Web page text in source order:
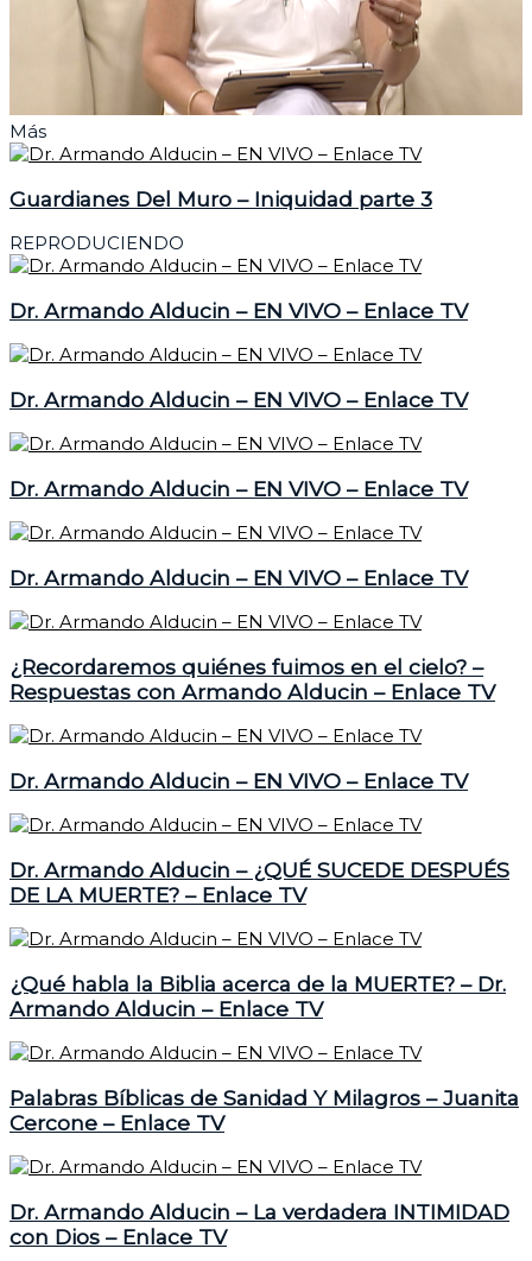
Más
Guardianes Del Muro – Iniquidad parte 3
REPRODUCIENDO
Dr. Armando Alducin – EN VIVO – Enlace TV
Dr. Armando Alducin – EN VIVO – Enlace TV
Dr. Armando Alducin – EN VIVO – Enlace TV
Dr. Armando Alducin – EN VIVO – Enlace TV
¿Recordaremos quiénes fuimos en el cielo? –
Respuestas con Armando Alducin – Enlace TV
Dr. Armando Alducin – EN VIVO – Enlace TV
Dr. Armando Alducin – ¿QUÉ SUCEDE DESPUÉS
DE LA MUERTE? – Enlace TV
¿Qué habla la Biblia acerca de la MUERTE? – Dr.
Armando Alducin – Enlace TV
Palabras Bíblicas de Sanidad Y Milagros – Juanita
Cercone – Enlace TV
Dr. Armando Alducin – La verdadera INTIMIDAD
con Dios – Enlace TV